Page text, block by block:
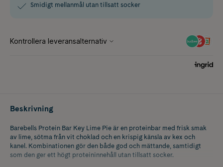
Smidigt mellanmål utan tillsatt socker
Beskrivning
Barebells Protein Bar Key Lime Pie är en proteinbar med frisk smak
av lime, sötma från vit choklad och en krispig känsla av kex och
kanel. Kombinationen gör den både god och mättande, samtidigt
som den ger ett högt proteininnehåll utan tillsatt socker.